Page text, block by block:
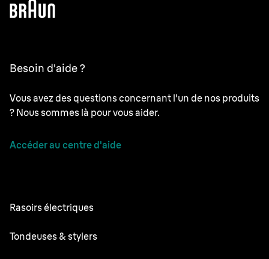
Besoin d'aide ?
Vous avez des questions concernant l'un de nos produits
? Nous sommes là pour vous aider.
Accéder au centre d'aide
Rasoirs électriques
Series 9 Pro
Tondeuses & stylers